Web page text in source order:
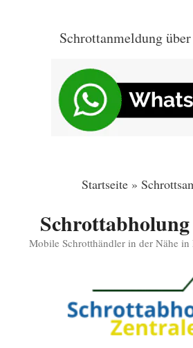
Schrottanmeldung
Startseite»
Mobile Schrotthändler in der Nähe in